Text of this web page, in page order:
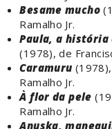
Besame mucho
Ramalho Jr.
Paula, a
(1978), de
Caramuru
Ramalho Jr.
À flor da pele
Ramalho Jr.
Anuska,